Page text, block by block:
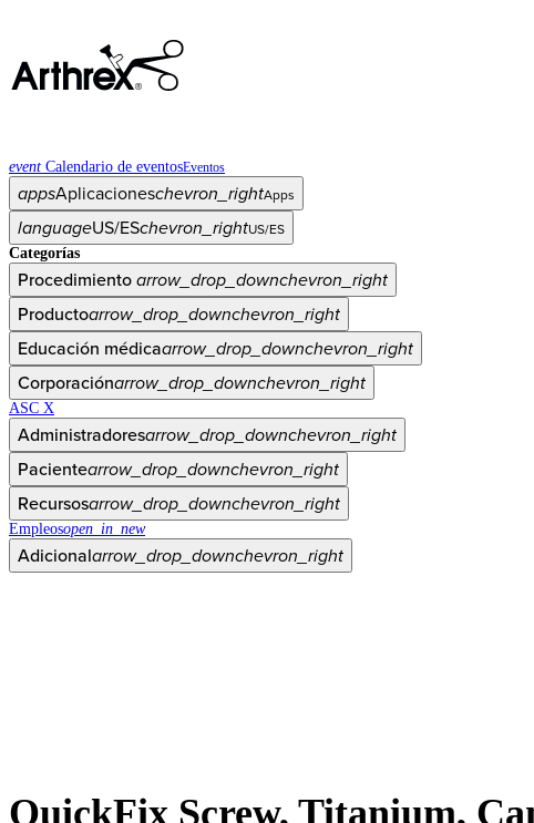
event Calendario de eventosEventos
appsAplicacioneschevron_rightApps
languageUS/ESchevron_rightUS/ES
Categorías
Procedimientoarrow_drop_downchevron_right
Productoarrow_drop_downchevron_right
Educación médicaarrow_drop_downchevron_right
Corporaciónarrow_drop_downchevron_right
ASC X
Administradoresarrow_drop_downchevron_right
Pacientearrow_drop_downchevron_right
Recursosarrow_drop_downchevron_right
Empleosopen_in_new
Adicionalarrow_drop_downchevron_right
QuickFix Screw, Titanium,